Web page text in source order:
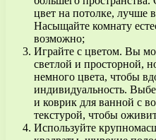
цвет на потолке, лучше
Насыщайте комнату
возможно;
Играйте с цветом. Вы
светлой и просторной,
немного цвета, чтобы
индивидуальность.
и коврик для ванной с
текстурой, чтобы
Используйте